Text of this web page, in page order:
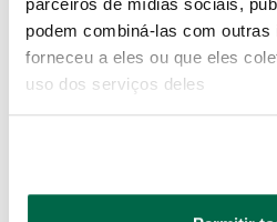
podem combiná-las com
forneceu a eles ou que eles
uso dos serviços deles